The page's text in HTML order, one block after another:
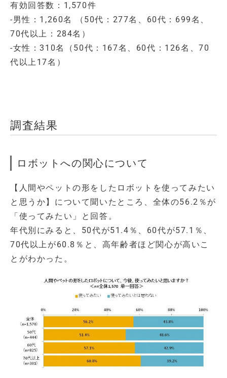
有効回答数：1,570件
-男性：1,260名 （50代：277名、60代：699名、
70代以上：284名）
-女性：310名（50代：167名、60代：126名、70
代以上17名）
調査結果
ロボットへの関心について
【人間やペットの形をしたロボットを使ってみたい
と思うか】について聞いたところ、全体の56.2％が
「使ってみたい」と回答。
年代別にみると、50代が51.4％、60代が57.1％、
70代以上が60.8％と、高年齢者ほど関心が高いこ
とがわかった。